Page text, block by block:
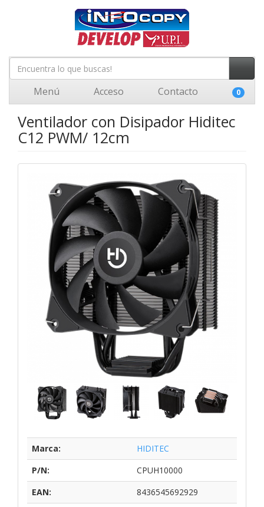
Menú Acceso Contacto 0
Ventilador con Disipador Hiditec
C12 PWM/ 12cm
Marca:
HIDITEC
P/N:
CPUH10000
EAN:
8436545692929